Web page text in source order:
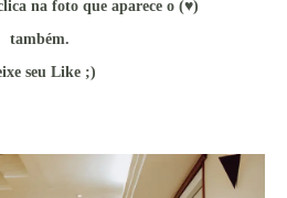
na foto que aparece o (♥)
também.
seu Like ;)